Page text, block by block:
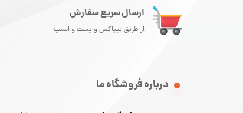
ارسال سریع سفارش
از طریق تیپاکس و پست و اسنپ
درباره فروشگاه ما